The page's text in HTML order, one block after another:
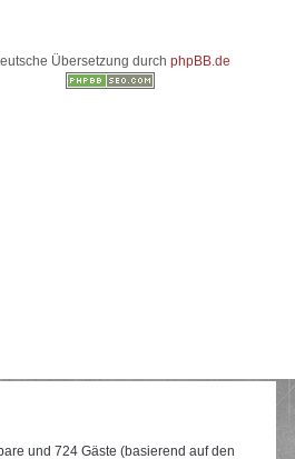
Übersetzung durch phpBB.de
und 724 Gäste (basierend auf den